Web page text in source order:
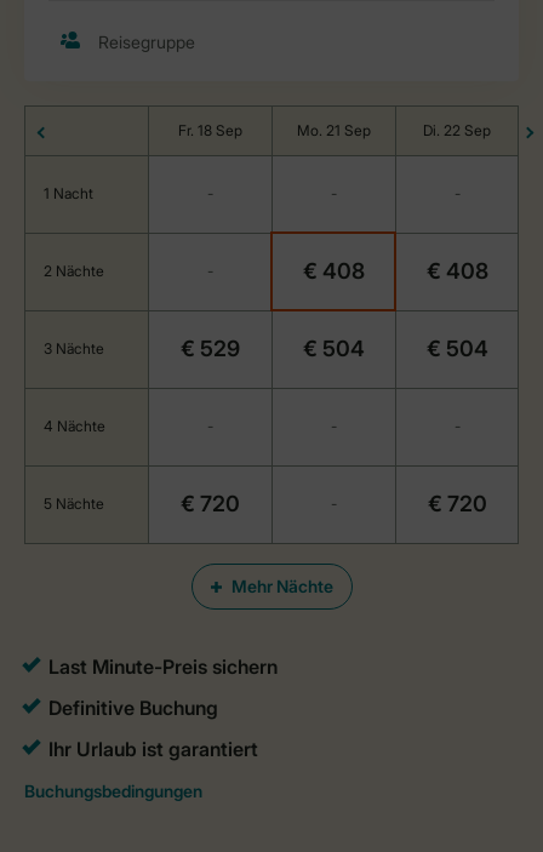
Mehr Nächte
Fr. 18 Sep Mo. 21 Sep Di. 22 Sep
1 Nacht - - -
2 Nächte - € 408 € 408
3 Nächte € 529 € 504 € 504
4 Nächte - - -
5 Nächte € 720 - € 720